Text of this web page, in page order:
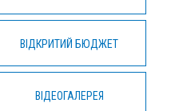
ВІДКРИТИЙ БЮДЖЕТ
ВІДЕОГАЛЕРЕЯ